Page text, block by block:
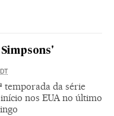
temporada da série
nos EUA no último